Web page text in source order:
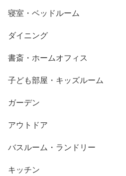
寝室・ベッドルーム
ダイニング
書斎・ホームオフィス
子ども部屋・キッズルーム
ガーデン
アウトドア
バスルーム・ランドリー
キッチン